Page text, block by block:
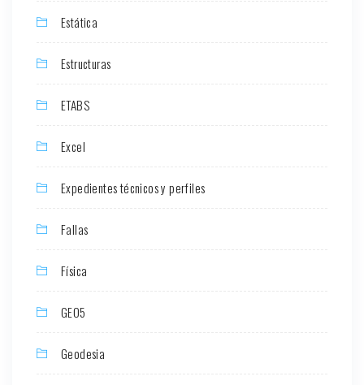
Estática
Estructuras
ETABS
Excel
Expedientes técnicos y perfiles
Fallas
Física
GEO5
Geodesia